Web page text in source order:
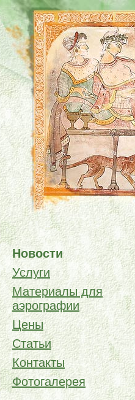
Новости
Услуги
Материалы для
аэрографии
Цены
Статьи
Контакты
Фотогалерея